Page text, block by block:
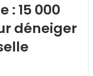
: 15 000
déneiger